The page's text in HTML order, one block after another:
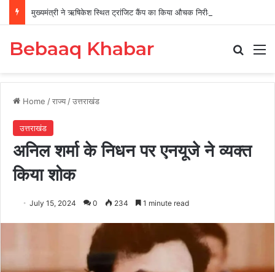
मुख्यमंत्री ने ऋषिकेश स्थित ट्रांजिट कैंप का किया औचक निरीक्षण
Bebaaq Khabar
Home /राज्य /उत्तराखंड
उत्तराखंड
अनिल शर्मा के निधन पर एनयूजे ने व्यक्त
किया शोक
July 15, 2024 0 234 1 minute read